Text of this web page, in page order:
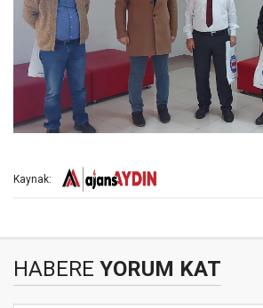
Kaynak:
HABERE YORUM KAT